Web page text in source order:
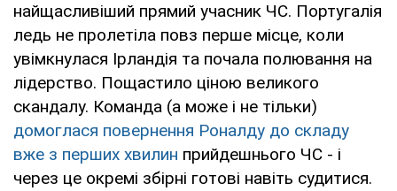
найщасливіший прямий учасник ЧС. Португалія
ледь не пролетіла повз перше місце, коли
увімкнулася Ірландія та почала полювання на
лідерство. Пощастило ціною великого
скандалу. Команда (а може і не тільки)
домоглася повернення Роналду до складу
вже з перших хвилин прийдешнього ЧС - і
через це окремі збірні готові навіть судитися.